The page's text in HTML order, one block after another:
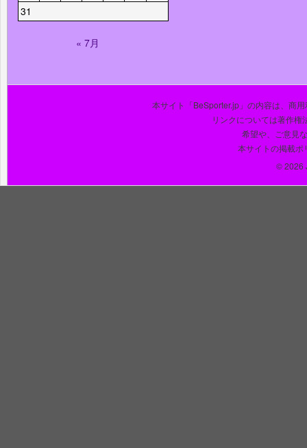
31
« 7月
本サイト「BeSporter.jp」の内容は、商
リンクについては著作権
希望や、ご意見
本サイトの掲載ポ
© 2026